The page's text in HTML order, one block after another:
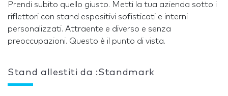
Prendi subito quello giusto. Metti la tua azienda sotto i
riflettori con stand espositivi sofisticati e interni
personalizzati. Attraente e diverso e senza
preoccupazioni. Questo è il punto di vista.
Stand allestiti da :Standmark